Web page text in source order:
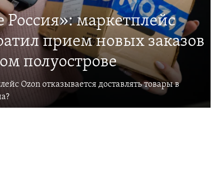
маркетплейс
прием новых заказов
полуострове
Ozon отказывается доставлять товары в